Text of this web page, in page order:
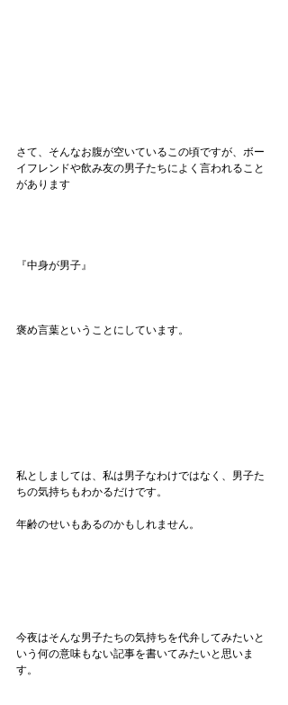
さて、そんなお腹が空いているこの頃ですが、ボー
イフレンドや飲み友の男子たちによく言われること
があります
『中身が男子』
褒め言葉ということにしています。
私としましては、私は男子なわけではなく、男子た
ちの気持ちもわかるだけです。
年齢のせいもあるのかもしれません。
今夜はそんな男子たちの気持ちを代弁してみたいと
いう何の意味もない記事を書いてみたいと思いま
す。